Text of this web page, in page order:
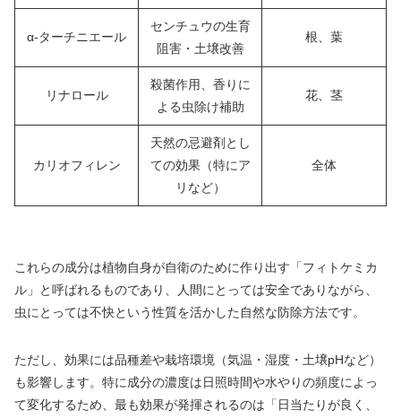
α-ターチニエール
センチュウの生育
阻害・土壌改善
根、葉
リナロール
殺菌作用、香りに
よる虫除け補助
花、茎
カリオフィレン
天然の忌避剤とし
ての効果（特にア
リなど）
全体
これらの成分は植物自身が自衛のために作り出す「フィトケミカ
ル」と呼ばれるものであり、人間にとっては安全でありながら、
虫にとっては不快という性質を活かした自然な防除方法です。
ただし、効果には品種差や栽培環境（気温・湿度・土壌pHなど）
も影響します。特に成分の濃度は日照時間や水やりの頻度によっ
て変化するため、最も効果が発揮されるのは「日当たりが良く、